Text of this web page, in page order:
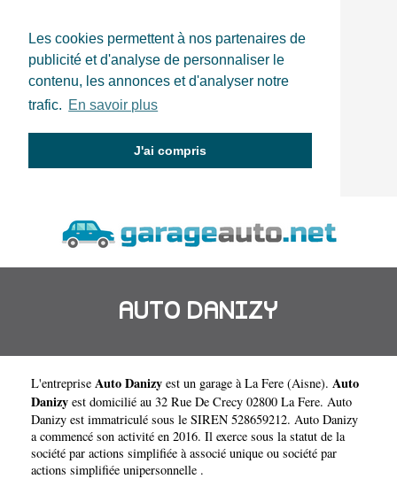
Les cookies permettent à nos partenaires de
publicité et d'analyse de personnaliser le
contenu, les annonces et d'analyser notre
trafic. En savoir plus
J'ai compris
AUTO DANIZY
L'entreprise Auto Danizy est un garage à La Fere (Aisne). Auto
Danizy est domicilié au 32 Rue De Crecy 02800 La Fere. Auto
Danizy est immatriculé sous le SIREN 528659212. Auto Danizy
a commencé son activité en 2016. Il exerce sous la statut de la
société par actions simplifiée à associé unique ou société par
actions simplifiée unipersonnelle .